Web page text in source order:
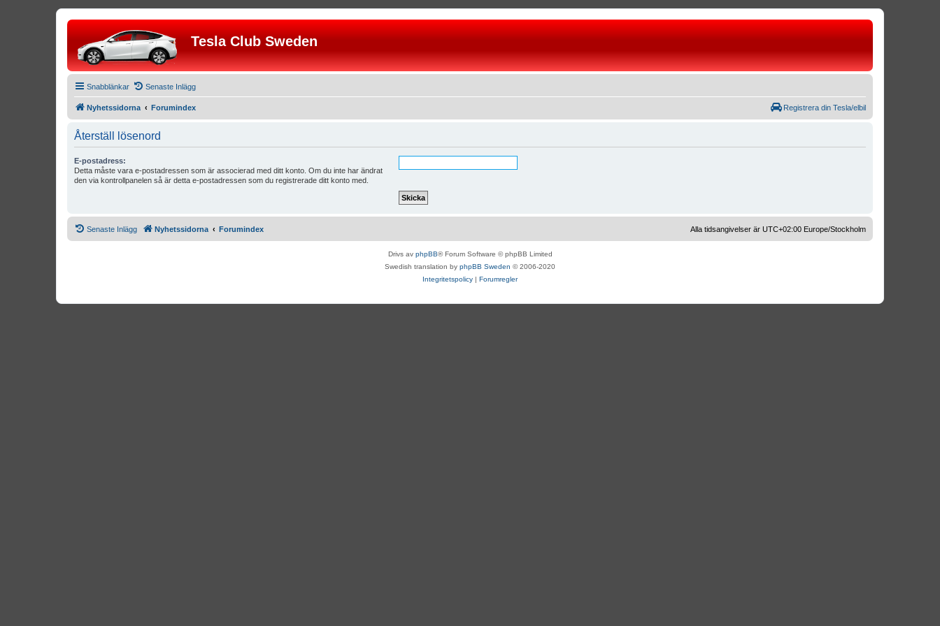
Tesla Club Sweden
Snabblänkar Senaste Inlägg
Nyhetssidorna Forumindex Registrera din Tesla/elbil
Återställ lösenord
E-postadress:
Detta måste vara e-postadressen som är associerad med ditt konto. Om du inte har ändrat
den via kontrollpanelen så är detta e-postadressen som du registrerade ditt konto med.
Senaste Inlägg Nyhetssidorna Forumindex Alla tidsangivelser är UTC+02:00 Europe/Stockholm
Drivs av phpBB® Forum Software © phpBB Limited
Swedish translation by phpBB Sweden © 2006-2020
Integritetspolicy | Forumregler